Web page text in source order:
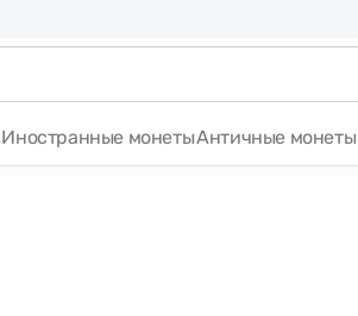
Иностранные монетыАнтичные монеты